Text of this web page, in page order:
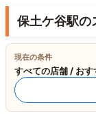
保土ケ谷駅の
現在の条件
すべての店舗 / おす